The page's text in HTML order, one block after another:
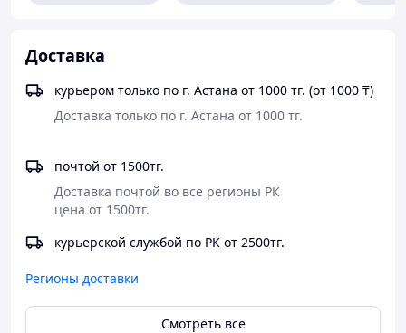
✅ Астаксантин: Один из самых мощных
антиоксидантов в мире. Он защищает саму Омегу от
окисления, а ваши клетки от старения.
✅ Основа - чистейший норвежский рыбий жир
🐟​Тем, кто много работает головой.
🐟​Тем, кто хочет поддержать здоровье сосудов и кожи.
компромиссов.
​📍 100 капсул в одной упаковке — хватит на
Доставка
курьером только по г. Астана от 1000 тг. (от 1000 ₸)
почтой от 1500тг.
Доставка почтой во все регионы РК
цена от 1500тг.
курьерской службой по РК от 2500тг.
Регионы доставки
Смотреть всё